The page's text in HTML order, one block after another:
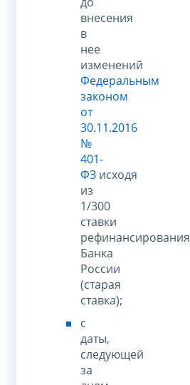
внесения
в
нее
изменений
Федеральным
законом
от
30.11.2016
№
401-
ФЗ исходя
из
1/300
ставки
рефинансирования
Банка
России
(старая
ставка);
с
даты,
следующей
за